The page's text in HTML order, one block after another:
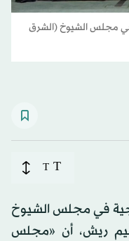
في مجلس الشيوخ (الشرق
T
T
في مجلس الشيوخ
جيم ريش، أن «مجلس